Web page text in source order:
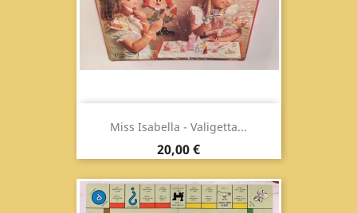
Miss Isabella - Valigetta...
Prezzo
20,00 €